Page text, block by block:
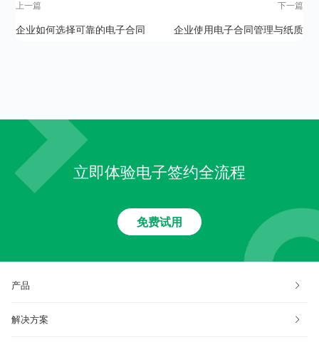
上一篇
企业如何选择可靠的电子合同
下一篇
企业使用电子合同管理与纸质
立即体验电子签约全流程
免费试用
产品
解决方案